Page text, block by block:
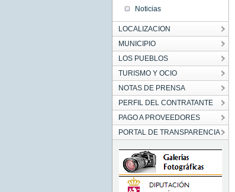
Noticias
LOCALIZACION
MUNICIPIO
LOS PUEBLOS
TURISMO Y OCIO
NOTAS DE PRENSA
PERFIL DEL CONTRATANTE
PAGO A PROVEEDORES
PORTAL DE TRANSPARENCIA